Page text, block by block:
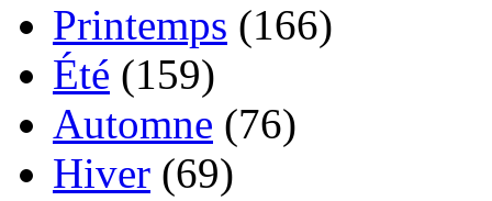
Printemps (166)
Été (159)
Automne (76)
Hiver (69)